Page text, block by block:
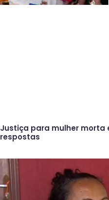
Justiça para mulher morta
respostas